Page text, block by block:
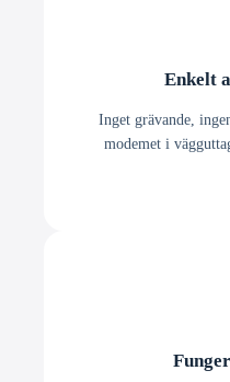
Enkelt
Inget grävande,
modemet i